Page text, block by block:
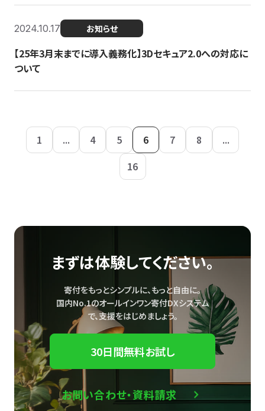
2024.10.17 お知らせ
【25年3月末までに導入義務化】3Dセキュア2.0への対応に
ついて
1 ... 4 5 6 7 8
...
16
まずは体験してください。
寄付をもっとシンプルに、もっと自由に。
国内No.1のオールインワン寄付DXシステム
で、支援をはじめましょう。
30日間無料お試し
お問い合わせ・資料請求